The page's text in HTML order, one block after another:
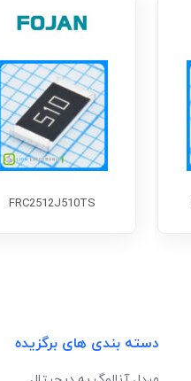
FRC2512J510TS
دسته بندی های برگزیده